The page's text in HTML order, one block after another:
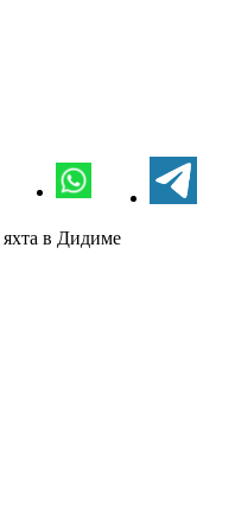
в Дидиме